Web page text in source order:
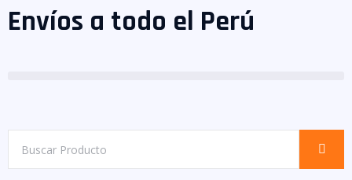
Envíos a todo el Perú